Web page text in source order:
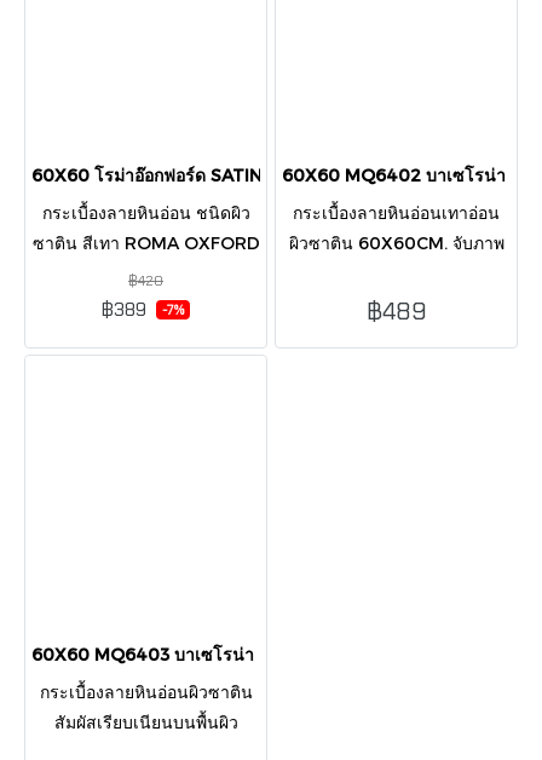
60X60 โรม่าอ๊อกฟอร์ด SATIN สีเทา
กระเบื้องลายหินอ่อน ชนิดผิว
ซาติน สีเทา ROMA OXFORD
SATIN 60X60 CM ผลิตจาก
เกลซพอร์ซเลนคุณภาพดี
฿420
฿389 -7%
60X60 MQ6402 บาเซโรน่า เท
กระเบื้องลายหินอ่อนเทาอ่อน
ผิวซาติน 60X60CM. จับภาพ
ของคุณด้วยลักษณะพื้นผิวที่นุ่ม
฿489
60X60 MQ6403 บาเซโรน่า เทาเข้ม ซาติน
กระเบื้องลายหินอ่อนผิวซาติน
สัมผัสเรียบเนียนบนพื้นผิว